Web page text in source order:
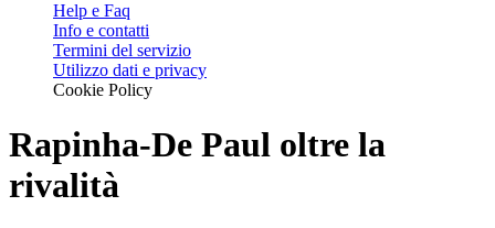
Help e Faq
Info e contatti
Termini del servizio
Utilizzo dati e privacy
Cookie Policy
Rapinha-De Paul oltre la
rivalità